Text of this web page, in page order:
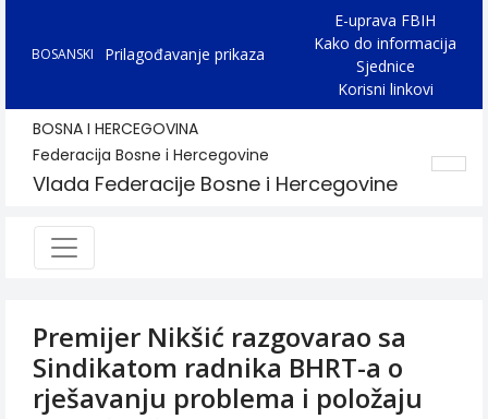
BOSANSKI Prilagođavanje prikaza
E-uprava FBIH
Kako do informacija
Sjednice
Korisni linkovi
BOSNA I HERCEGOVINA
Federacija Bosne i Hercegovine
Vlada Federacije Bosne i Hercegovine
Premijer Nikšić razgovarao sa
Sindikatom radnika BHRT-a o
rješavanju problema i položaju